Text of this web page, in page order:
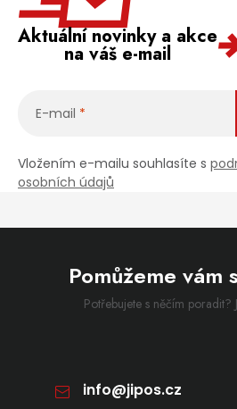
Aktuální novinky a akce
na váš e-mail
E-mail
Vložením e-mailu souhlasíte s
osobních údajů
Pomůžeme vám
Potřebujete s něčím poradit?
info@jipos.cz